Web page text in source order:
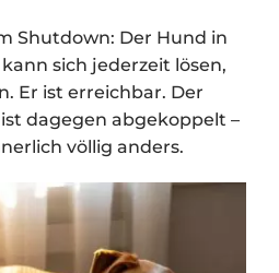
Shutdown: Der Hund in
sich jederzeit lösen,
Er ist erreichbar. Der
dagegen abgekoppelt –
völlig anders.